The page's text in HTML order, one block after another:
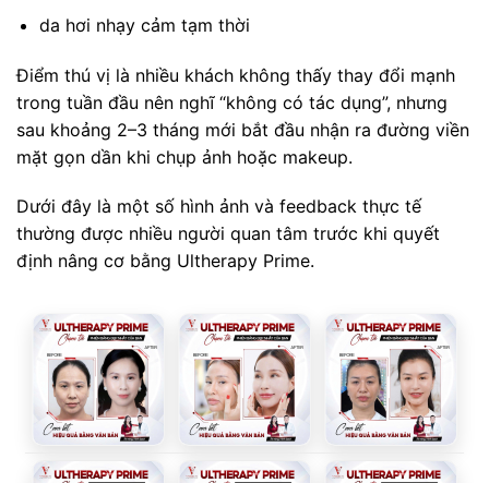
da hơi nhạy cảm tạm thời
Điểm thú vị là nhiều khách không thấy thay đổi mạnh
trong tuần đầu nên nghĩ “không có tác dụng”, nhưng
sau khoảng 2–3 tháng mới bắt đầu nhận ra đường viền
mặt gọn dần khi chụp ảnh hoặc makeup.
Dưới đây là một số hình ảnh và feedback thực tế
thường được nhiều người quan tâm trước khi quyết
định nâng cơ bằng Ultherapy Prime.